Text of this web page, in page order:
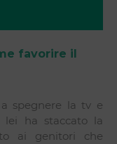
favorire il
spegnere la tv e
lei ha staccato la
ai genitori che